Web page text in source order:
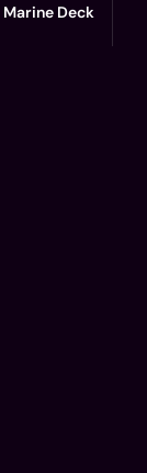
Deck